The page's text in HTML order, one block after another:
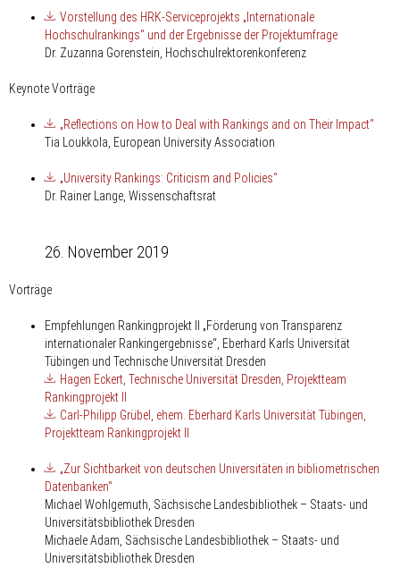
Vorstellung des HRK-Serviceprojekts „Internationale
Hochschulrankings“ und der Ergebnisse der Projektumfrage
Dr. Zuzanna Gorenstein, Hochschulrektorenkonferenz
Keynote Vorträge
„Reflections on How to Deal with Rankings and on Their Impact“
Tia Loukkola, European University Association
„University Rankings: Criticism and Policies“
Dr. Rainer Lange, Wissenschaftsrat
26. November 2019
Vorträge
Empfehlungen Rankingprojekt II „Förderung von Transparenz
internationaler Rankingergebnisse“, Eberhard Karls Universität
Tübingen und Technische Universität Dresden
Hagen Eckert, Technische Universität Dresden, Projektteam
Rankingprojekt II
Carl-Philipp Grübel, ehem. Eberhard Karls Universität Tübingen,
Projektteam Rankingprojekt II
„Zur Sichtbarkeit von deutschen Universitäten in bibliometrischen
Datenbanken“
Michael Wohlgemuth, Sächsische Landesbibliothek – Staats- und
Universitätsbibliothek Dresden
Michaele Adam, Sächsische Landesbibliothek – Staats- und
Universitätsbibliothek Dresden